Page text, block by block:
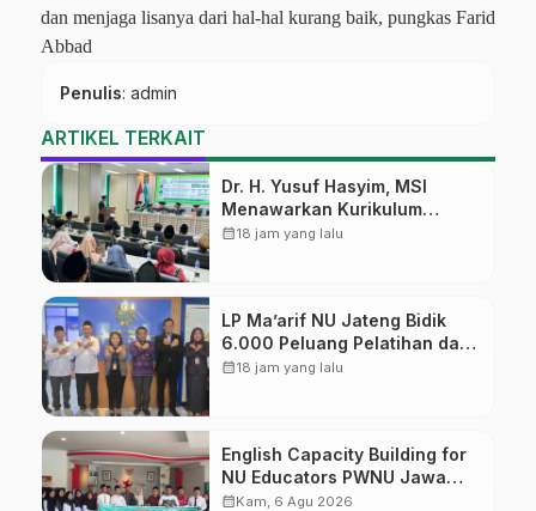
dan menjaga lisanya dari hal-hal kurang baik, pungkas Farid
Abbad
Penulis: admin
ARTIKEL TERKAIT
Dr. H. Yusuf Hasyim, MSI
Menawarkan Kurikulum
Diversifikasi, Harapan Baru
calendar_month18 jam yang lalu
LP Ma’arif NU Jateng Bidik
6.000 Peluang Pelatihan dan
Sertifikasi bagi Lulusan SMK
calendar_month18 jam yang lalu
English Capacity Building for
NU Educators PWNU Jawa
Tengah Batch#4; Membuka
calendar_monthKam, 6 Agu 2026